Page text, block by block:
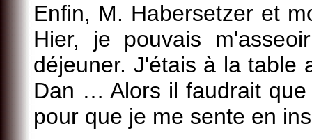
Enfin, M. Habersetzer et
Hier, je pouvais
déjeuner. J'étais à la table
Dan … Alors il faudrait
pour que je me sente en